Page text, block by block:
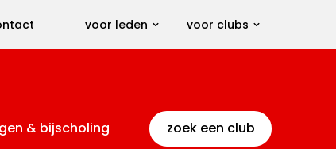
voor leden voor clubs
& bijscholing zoek een club